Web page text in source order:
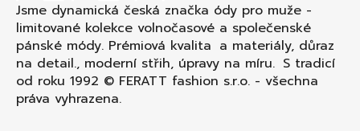
Jsme dynamická česká značka ódy pro muže -
limitované kolekce volnočasové a společenské
pánské módy. Prémiová kvalita a materiály, důraz
na detail., moderní střih, úpravy na míru. S tradicí
od roku 1992 © FERATT fashion s.r.o. - všechna
práva vyhrazena.